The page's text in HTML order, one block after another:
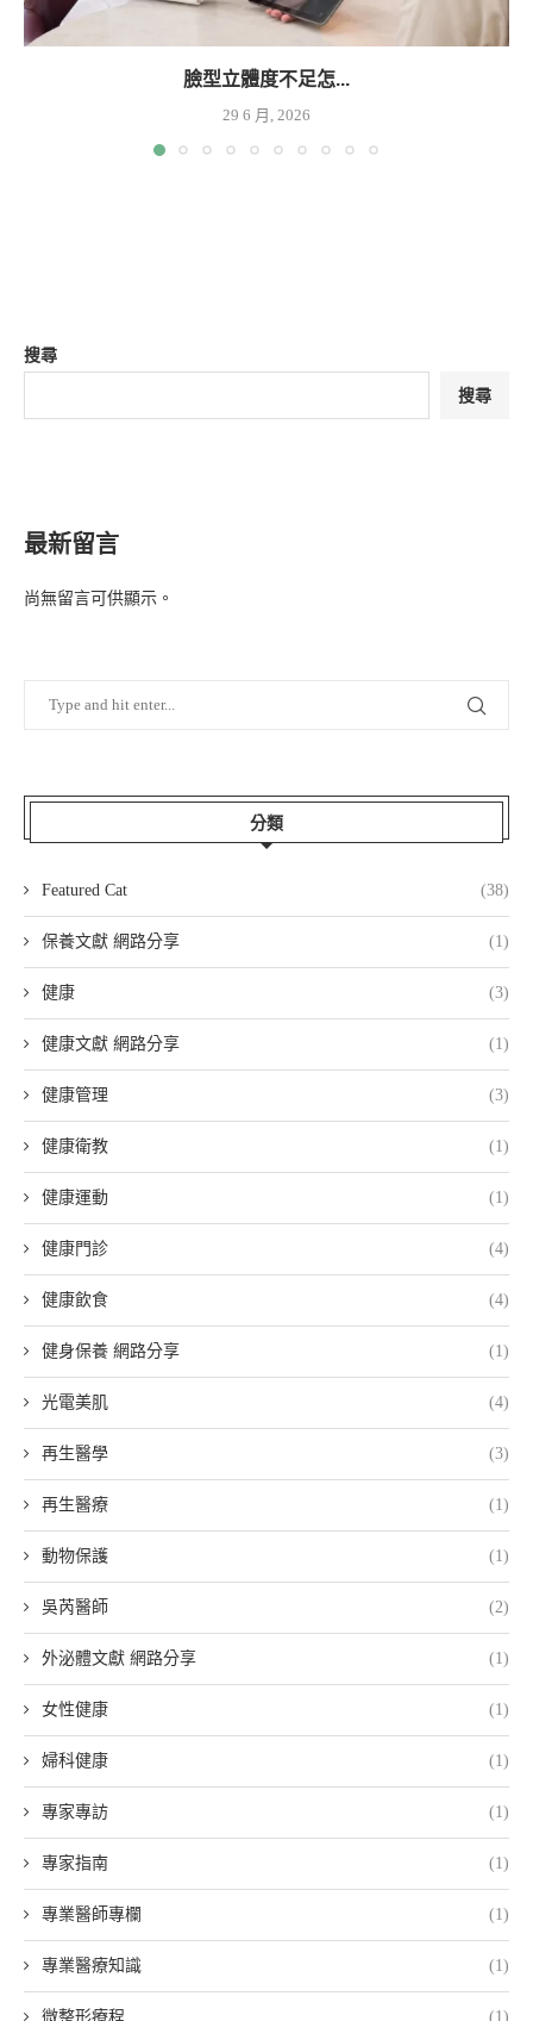
臉型立體度不足怎...
29 6 月, 2026
搜尋
搜尋
最新留言
尚無留言可供顯示。
分類
Featured Cat (38)
保養文獻 網路分享 (1)
健康 (3)
健康文獻 網路分享 (1)
健康管理 (3)
健康衛教 (1)
健康運動 (1)
健康門診 (4)
健康飲食 (4)
健身保養 網路分享 (1)
光電美肌 (4)
再生醫學 (3)
再生醫療 (1)
動物保護 (1)
吳芮醫師 (2)
外泌體文獻 網路分享 (1)
女性健康 (1)
婦科健康 (1)
專家專訪 (1)
專家指南 (1)
專業醫師專欄 (1)
專業醫療知識 (1)
微整形療程 (1)